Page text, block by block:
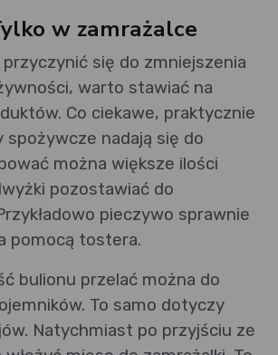
w zamrażalce
się do zmniejszenia
warto stawiać na
Co ciekawe, praktycznie
spożywcze nadają się do
można większe ilości
pozostawiać do
pieczywo sprawnie
pomocą tostera.
bulionu przelać można do
To samo dotyczy
Natychmiast po przyjściu ze